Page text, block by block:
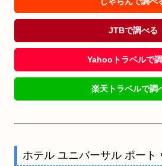
JTBで調べる
Yahooトラベルで
楽天トラベルで調
ホテル ユニバーサル ポート